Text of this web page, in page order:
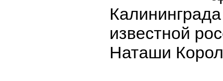
известной
Наташи